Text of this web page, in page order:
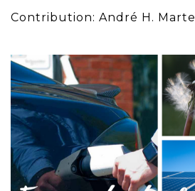
Contribution: André H. Martel